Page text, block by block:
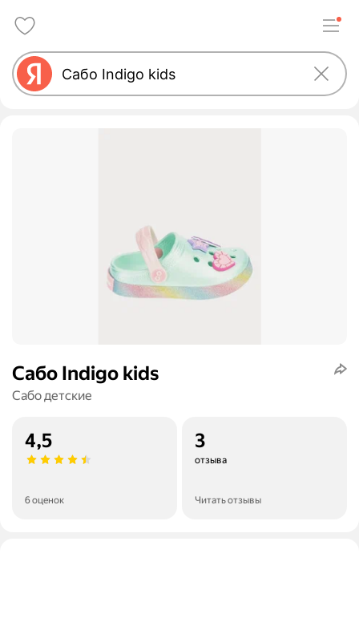
Сабо Indigo kids
Сабо детские
4,5
6 оценок
3
отзыва
Читать отзывы